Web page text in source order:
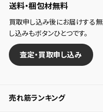
送料・梱包材無料
買取申し込み後にお届けする
し込みもボタンひとつです。
査定・買取申し込み
売れ筋ランキング